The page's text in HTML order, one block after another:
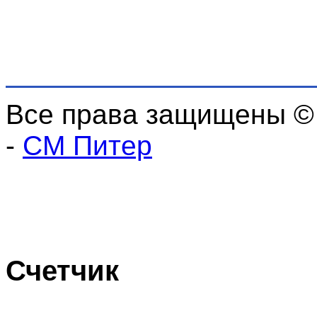
Все права защищены
- СМ Питер
Счетчик